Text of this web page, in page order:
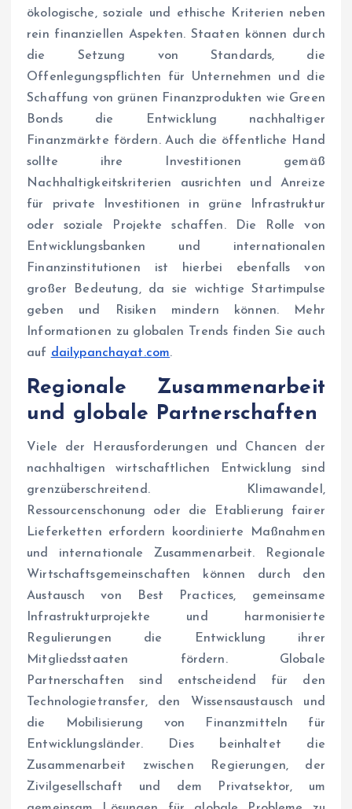
ökologische, soziale und ethische Kriterien neben
rein finanziellen Aspekten. Staaten können durch
die Setzung von Standards, die
Offenlegungspflichten für Unternehmen und die
Schaffung von grünen Finanzprodukten wie Green
Bonds die Entwicklung nachhaltiger
Finanzmärkte fördern. Auch die öffentliche Hand
sollte ihre Investitionen gemäß
Nachhaltigkeitskriterien ausrichten und Anreize
für private Investitionen in grüne Infrastruktur
oder soziale Projekte schaffen. Die Rolle von
Entwicklungsbanken und internationalen
Finanzinstitutionen ist hierbei ebenfalls von
großer Bedeutung, da sie wichtige Startimpulse
geben und Risiken mindern können. Mehr
Informationen zu globalen Trends finden Sie auch
auf dailypanchayat.com.
Regionale Zusammenarbeit
und globale Partnerschaften
Viele der Herausforderungen und Chancen der
nachhaltigen wirtschaftlichen Entwicklung sind
grenzüberschreitend. Klimawandel,
Ressourcenschonung oder die Etablierung fairer
Lieferketten erfordern koordinierte Maßnahmen
und internationale Zusammenarbeit. Regionale
Wirtschaftsgemeinschaften können durch den
Austausch von Best Practices, gemeinsame
Infrastrukturprojekte und harmonisierte
Regulierungen die Entwicklung ihrer
Mitgliedsstaaten fördern. Globale
Partnerschaften sind entscheidend für den
Technologietransfer, den Wissensaustausch und
die Mobilisierung von Finanzmitteln für
Entwicklungsländer. Dies beinhaltet die
Zusammenarbeit zwischen Regierungen, der
Zivilgesellschaft und dem Privatsektor, um